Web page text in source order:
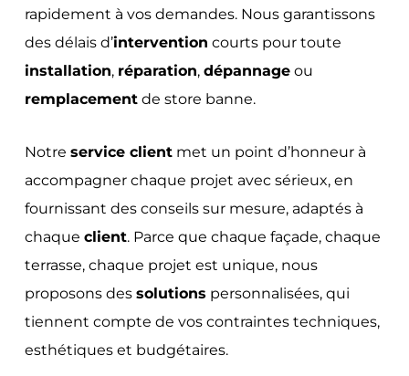
rapidement à vos demandes. Nous garantissons
des délais d’intervention courts pour toute
installation, réparation, dépannageou
remplacementde store banne.
Notre service clientmet un point d’honneur à
accompagner chaque projet avec sérieux, en
fournissant des conseils sur mesure, adaptés à
chaque client. Parce que chaque façade, chaque
terrasse, chaque projet est unique, nous
proposons des solutions personnalisées, qui
tiennent compte de vos contraintes techniques,
esthétiques et budgétaires.